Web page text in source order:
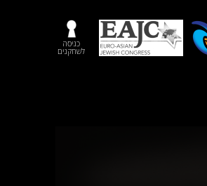
כניסה
לשחקנים